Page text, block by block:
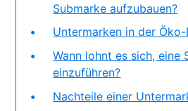
Submarke aufzubauen?
Untermarken in der Öko-
Wann lohnt es sich, eine
einzuführen?
Nachteile einer